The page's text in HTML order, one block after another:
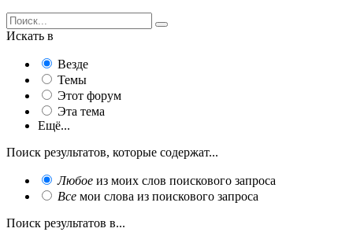
Искать в
Везде
Темы
Этот форум
Эта тема
Ещё...
Поиск результатов, которые содержат...
Любое из моих слов поискового запроса
Все мои слова из поискового запроса
Поиск результатов в...